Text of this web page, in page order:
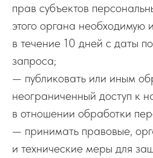
прав субъектов
этого органа
в течение 10 дней с даты
запроса;
— публиковать или иным
неограниченный доступ к
в отношении обработки
— принимать правовые,
и технические меры для